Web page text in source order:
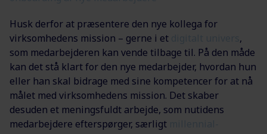
Husk derfor at præsentere den nye kollega for
virksomhedens mission – gerne i et
,
som medarbejderen kan vende tilbage til. På den måde
kan det stå klart for den nye medarbejder, hvordan hun
eller han skal bidrage med sine kompetencer for at nå
målet med virksomhedens mission. Det skaber
desuden et meningsfuldt arbejde, som nutidens
medarbejdere efterspørger, særligt